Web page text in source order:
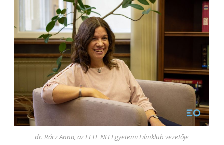
dr. Rácz Anna, az ELTE NFI Egyetemi Filmklub vezetője